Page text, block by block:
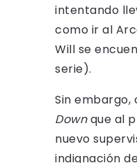
intentando
como ir al
Will se
serie).
Sin embargo,
Downque al
nuevo
indignación